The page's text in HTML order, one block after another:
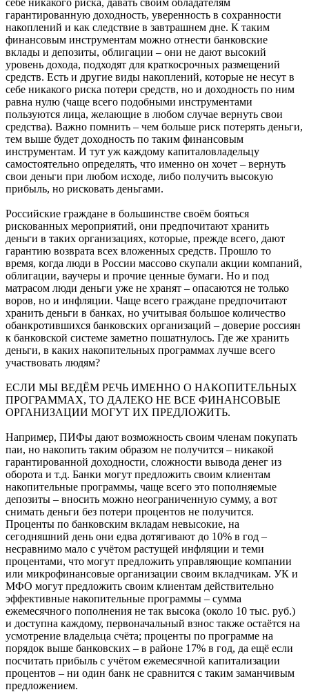
гарантированную доходность, уверенность в сохранности
накоплений и как следствие в завтрашнем дне. К таким
финансовым инструментам можно отнести банковские
вклады и депозиты, облигации – они не дают высокий
уровень дохода, подходят для краткосрочных размещений
средств. Есть и другие виды накоплений, которые не несут в
себе никакого риска потери средств, но и доходность по ним
равна нулю (чаще всего подобными инструментами
пользуются лица, желающие в любом случае вернуть свои
средства). Важно помнить – чем больше риск потерять деньги,
тем выше будет доходность по таким финансовым
инструментам. И тут уж каждому капиталовладельцу
самостоятельно определять, что именно он хочет – вернуть
свои деньги при любом исходе, либо получить высокую
прибыль, но рисковать деньгами.
Российские граждане в большинстве своём бояться
рискованных мероприятий, они предпочитают хранить
деньги в таких организациях, которые, прежде всего, дают
гарантию возврата всех вложенных средств. Прошло то
время, когда люди в России массово скупали акции компаний,
облигации, ваучеры и прочие ценные бумаги. Но и под
матрасом люди деньги уже не хранят – опасаются не только
воров, но и инфляции. Чаще всего граждане предпочитают
хранить деньги в банках, но учитывая большое количество
обанкротившихся банковских организаций – доверие россиян
к банковской системе заметно пошатнулось. Где же хранить
деньги, в каких накопительных программах лучше всего
участвовать людям?
ЕСЛИ МЫ ВЕДЁМ РЕЧЬ ИМЕННО О НАКОПИТЕЛЬНЫХ
ПРОГРАММАХ, ТО ДАЛЕКО НЕ ВСЕ ФИНАНСОВЫЕ
ОРГАНИЗАЦИИ МОГУТ ИХ ПРЕДЛОЖИТЬ.
Например, ПИФы дают возможность своим членам покупать
паи, но накопить таким образом не получится – никакой
гарантированной доходности, сложности вывода денег из
оборота и т.д. Банки могут предложить своим клиентам
накопительные программы, чаще всего это пополняемые
депозиты – вносить можно неограниченную сумму, а вот
снимать деньги без потери процентов не получится.
Проценты по банковским вкладам невысокие, на
сегодняшний день они едва дотягивают до 10% в год –
несравнимо мало с учётом растущей инфляции и теми
процентами, что могут предложить управляющие компании
или микрофинансовые организации своим вкладчикам. УК и
МФО могут предложить своим клиентам действительно
эффективные накопительные программы – сумма
ежемесячного пополнения не так высока (около 10 тыс. руб.)
и доступна каждому, первоначальный взнос также остаётся на
усмотрение владельца счёта; проценты по программе на
порядок выше банковских – в районе 17% в год, да ещё если
посчитать прибыль с учётом ежемесячной капитализации
процентов – ни один банк не сравнится с таким заманчивым
предложением.